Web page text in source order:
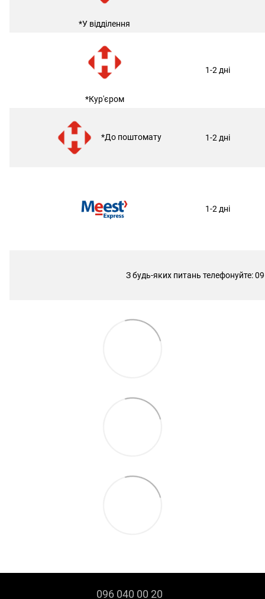
*У відділення
*Кур'єром
1-2 дні
*До поштомату 1-2 дні
1-2 дні
З будь-яких питань телефонуйте:
096 040 00 20